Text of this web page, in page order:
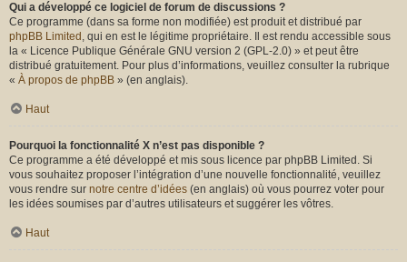
Qui a développé ce logiciel de forum de discussions ?
Ce programme (dans sa forme non modifiée) est produit et distribué par
phpBB Limited , qui en est le légitime propriétaire. Il est rendu accessible sous
la « Licence Publique Générale GNU version 2 (GPL-2.0) » et peut être
distribué gratuitement. Pour plus d’informations, veuillez consulter la rubrique
« À propos de phpBB » (en anglais).
Haut
Pourquoi la fonctionnalité X n’est pas disponible ?
Ce programme a été développé et mis sous licence par phpBB Limited. Si
vous souhaitez proposer l’intégration d’une nouvelle fonctionnalité, veuillez
vous rendre sur notre centre d’idées (en anglais) où vous pourrez voter pour
les idées soumises par d’autres utilisateurs et suggérer les vôtres.
Haut